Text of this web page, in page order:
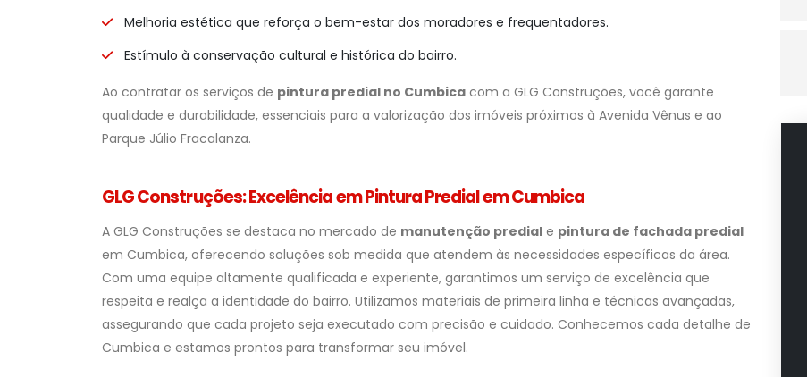
Melhoria estética que reforça o bem-estar dos moradores e frequentadores.
Estímulo à conservação cultural e histórica do bairro.
Ao contratar os serviços de pintura predial no Cumbica com a GLG Construções, você garante
qualidade e durabilidade, essenciais para a valorização dos imóveis próximos à Avenida Vênus e ao
Parque Júlio Fracalanza.
GLG Construções: Excelência em Pintura Predial em Cumbica
A GLG Construções se destaca no mercado de manutenção predial e pintura de fachada predial
em Cumbica, oferecendo soluções sob medida que atendem às necessidades específicas da área.
Com uma equipe altamente qualificada e experiente, garantimos um serviço de excelência que
respeita e realça a identidade do bairro. Utilizamos materiais de primeira linha e técnicas avançadas,
assegurando que cada projeto seja executado com precisão e cuidado. Conhecemos cada detalhe de
Cumbica e estamos prontos para transformar seu imóvel.